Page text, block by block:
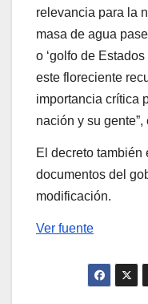
relevancia para la
masa de agua
o ‘golfo de
este floreciente
importancia crítica
nación y su gente”,
El decreto también
documentos del
modificación.
Ver fuente